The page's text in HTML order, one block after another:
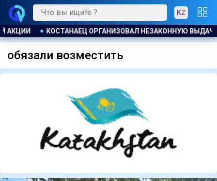
KZ
НЕЗАКОННУЮ ВЫДАЧУ ЗАЙМОВ ПОД 120 %
обязали возместить